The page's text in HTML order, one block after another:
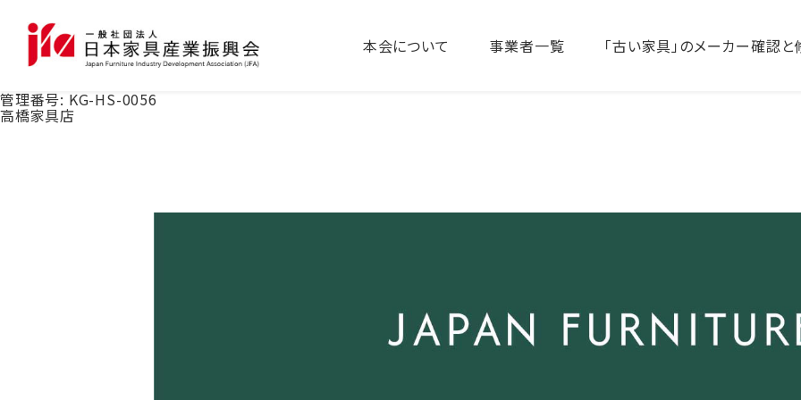
本会について 事業者一覧 「古い家具」のメーカー確認
管理番号: KG-HS-0056
高橋家具店